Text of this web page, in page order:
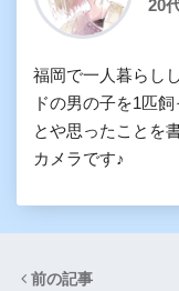
20
福岡で一人暮らし
ドの男の子を1匹
とや思ったことを
カメラです♪
前の記事